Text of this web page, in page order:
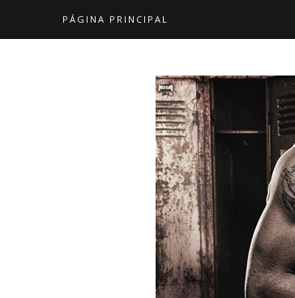
PÁGINA PRINCIPAL